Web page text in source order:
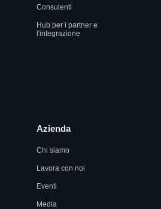
Consulenti
Hub per i partner e
l'integrazione
Azienda
Chi siamo
Lavora con noi
Eventi
Media